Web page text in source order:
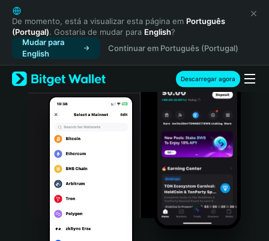
English
日本語
Tiếng Việt
Русский
Español (Latinoamérica)
Türkçe
Italiano
Português (Portugal)
Bahasa Indonesia
De momento, está a visualizar esta página em Português
(Portugal). Gostaria de mudar para English?
Mudar para
English
Continuar em Português (Portugal)
Descarregar agora